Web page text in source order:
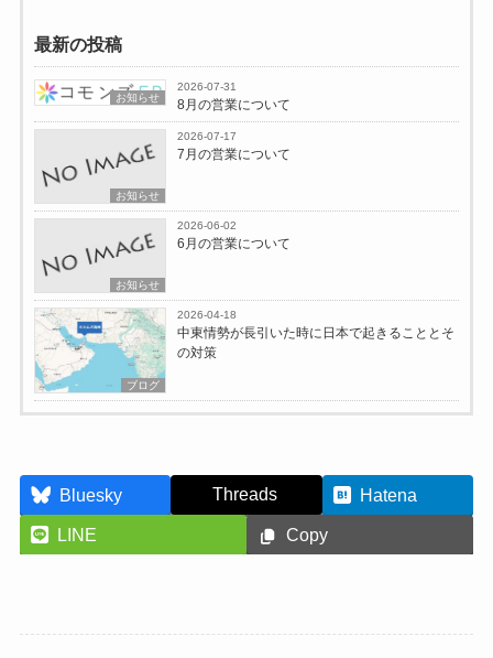
最新の投稿
お知らせ
2026-07-31
8月の営業について
お知らせ
2026-07-17
7月の営業について
お知らせ
2026-06-02
6月の営業について
ブログ
2026-04-18
中東情勢が長引いた時に日本で起きることとそ
の対策
Bluesky Threads
Hatena
LINE
Copy